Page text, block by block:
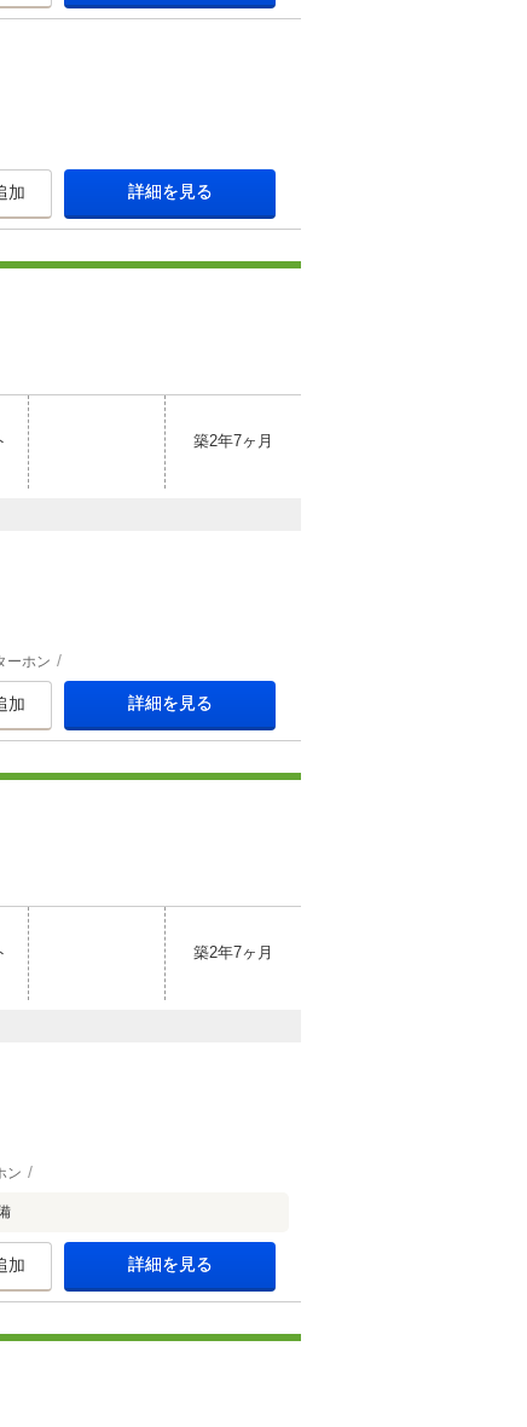
加 詳細を見る
築2年7ヶ月
ーホン
加 詳細を見る
築2年7ヶ月
ン
加 詳細を見る